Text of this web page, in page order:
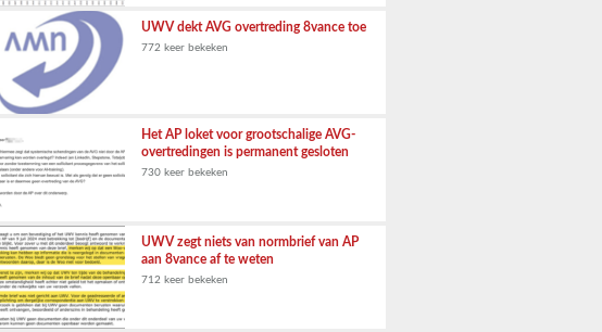
UWV dekt AVG overtreding 8vance toe
772 keer bekeken
Het AP loket voor grootschalige AVG-
overtredingen is permanent gesloten
730 keer bekeken
UWV zegt niets van normbrief van AP
aan 8vance af te weten
712 keer bekeken